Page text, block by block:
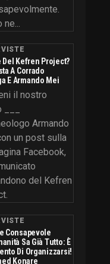
ne...
Del Kefren Project?
A Corrado
E Armando Mei
il nostro
Armando
un post sulla
Facebook,
del Kefren
Consapevole
Sa Già Tutto: È
Di Organizzarsi!
Konare